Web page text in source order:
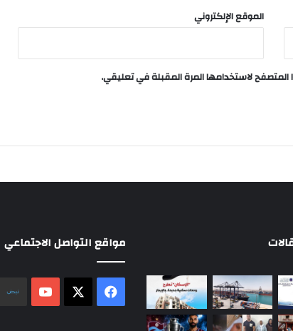
الموقع الإلكتروني
المتصفح لاستخدامها المرة المقبلة في تعليقي.
مواقع التواصل الاجتماعي
فيسبوك
‫X
‫YouTube